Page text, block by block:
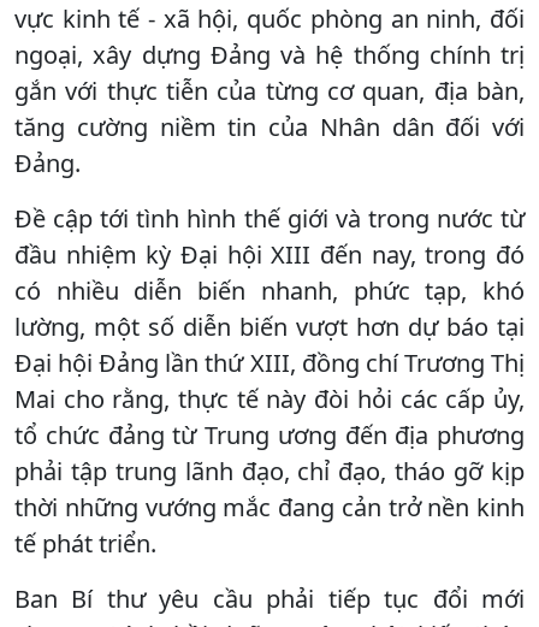
vực kinh tế - xã hội, quốc phòng an ninh, đối
ngoại, xây dựng Đảng và hệ thống chính trị
gắn với thực tiễn của từng cơ quan, địa bàn,
tăng cường niềm tin của Nhân dân đối với
Đảng.
Đề cập tới tình hình thế giới và trong nước từ
đầu nhiệm kỳ Đại hội XIII đến nay, trong đó
có nhiều diễn biến nhanh, phức tạp, khó
lường, một số diễn biến vượt hơn dự báo tại
Đại hội Đảng lần thứ XIII, đồng chí Trương Thị
Mai cho rằng, thực tế này đòi hỏi các cấp ủy,
tổ chức đảng từ Trung ương đến địa phương
phải tập trung lãnh đạo, chỉ đạo, tháo gỡ kịp
thời những vướng mắc đang cản trở nền kinh
tế phát triển.
Ban Bí thư yêu cầu phải tiếp tục đổi mới